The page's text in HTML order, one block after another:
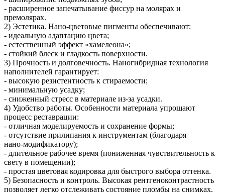
- расширенное запечатывание фиссур на молярах и
премолярах.
2) Эстетика. Нано‑цветовые пигменты обеспечивают:
- идеальную адаптацию цвета;
- естественный эффект «хамелеона»;
- стойкий блеск и гладкость поверхности.
3) Прочность и долговечность. Наногибридная технология
наполнителей гарантирует:
- высокую резистентность к стираемости;
- минимальную усадку;
- сниженный стресс в материале из‑за усадки.
4) Удобство работы. Особенности материала упрощают
процесс реставрации:
- отличная моделируемость и сохранение формы;
- отсутствие прилипания к инструментам (благодаря
нано‑модификатору);
- длительное рабочее время (пониженная чувствительность к
свету в помещении);
- простая цветовая кодировка для быстрого выбора оттенка.
5) Безопасность и контроль. Высокая рентгеноконтрастность
позволяет легко отслеживать состояние пломбы на снимках.